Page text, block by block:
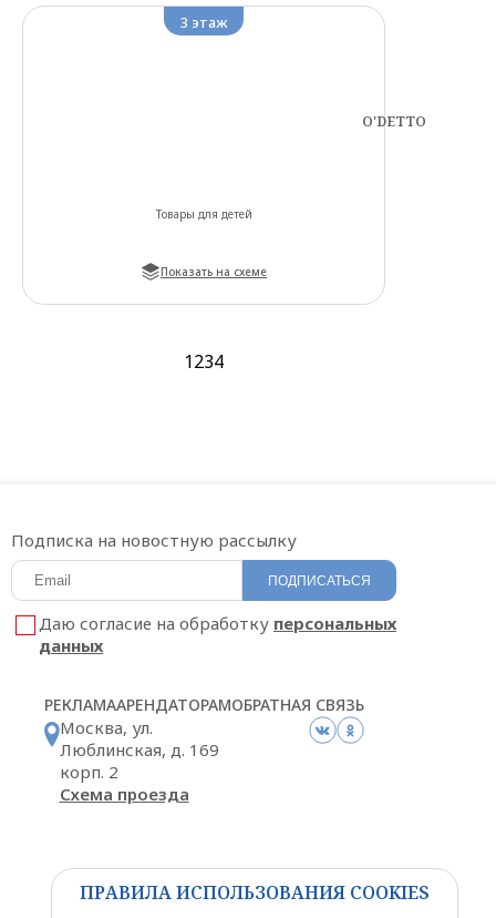
3 этаж
O'DETTO
Товары для детей
Показать на схеме
1234
РЕКЛАМААРЕНДАТОРАМОБРАТНАЯ СВЯЗЬ
Москва, ул.
Люблинская, д. 169
корп. 2
Схема проезда
Подписка на новостную рассылку
ПОДПИСАТЬСЯ
Даю согласие на обработку персональных
данных
ПРАВИЛА ИСПОЛЬЗОВАНИЯ COOKIES